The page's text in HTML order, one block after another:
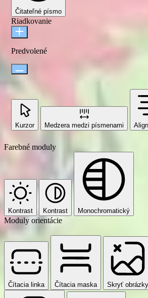
Čitateľné písmo
Riadkovanie
Predvolené
Kurzor Medzera medzi písmenami
Farebné moduly
Kontrast Kontrast Monochromatický
Moduly orientácie
Čítacia linka Čítacia maska Skryť obrázky